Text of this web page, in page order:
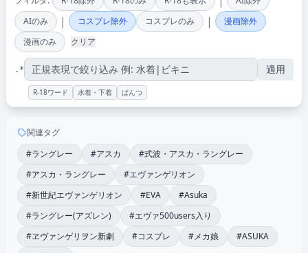
AIのみ
| コスプレ除外 コスプレのみ |
漫画除外
漫画のみ
クリア
.* 適用
R-18ワード 水着・下着 ぱんつ
関連タグ
#ラングレー
#アスカ
#式波・アスカ・ラングレー
#アスカ・ラングレー
#エヴァンゲリオン
#新世紀エヴァンゲリオン
#EVA
#Asuka
#ラングレー(アズレン)
#エヴァ500users入り
#ヱヴァンゲリヲン新劇
#コスプレ #メカ娘
#ASUKA